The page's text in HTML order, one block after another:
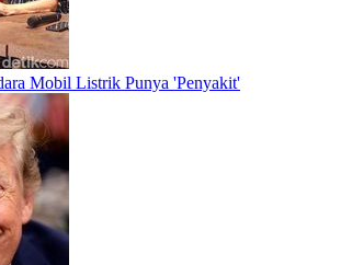
Mobil Listrik Punya 'Penyakit'